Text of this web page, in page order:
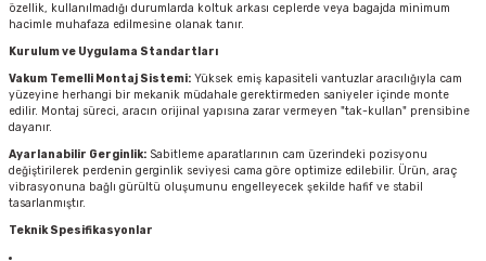
özellik, kullanılmadığı durumlarda koltuk arkası ceplerde veya bagajda minimum
hacimle muhafaza edilmesine olanak tanır.
Kurulum ve Uygulama Standartları
Vakum Temelli Montaj Sistemi: Yüksek emiş kapasiteli vantuzlar aracılığıyla cam
yüzeyine herhangi bir mekanik müdahale gerektirmeden saniyeler içinde monte
edilir. Montaj süreci, aracın orijinal yapısına zarar vermeyen "tak-kullan" prensibine
dayanır.
Ayarlanabilir Gerginlik: Sabitleme aparatlarının cam üzerindeki pozisyonu
değiştirilerek perdenin gerginlik seviyesi cama göre optimize edilebilir. Ürün, araç
vibrasyonuna bağlı gürültü oluşumunu engelleyecek şekilde hafif ve stabil
tasarlanmıştır.
Teknik Spesifikasyonlar